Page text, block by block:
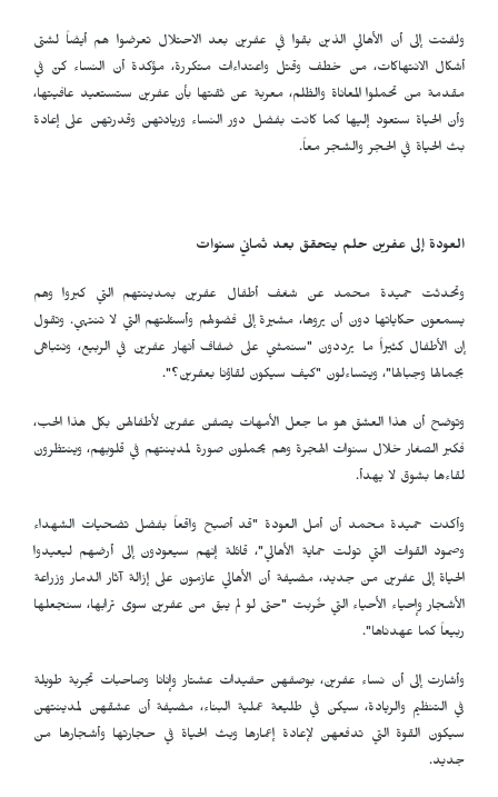
ولفتت إلى أن الأهالي الذين بقوا في عفرين بعد الاحتلال تعرضوا هم أيضاً لشتى
أشكال الانتهاكات، من خطف وقتل واعتداءات متكررة، مؤكدة أن النساء كنّ في
مقدمة من تحملوا المعاناة والظلم، معربة عن ثقتها بأن عفرين ستستعيد عافيتها،
وأن الحياة ستعود إليها كما كانت بفضل دور النساء وريادتهن وقدرتهن على إعادة
بث الحياة في الحجر والشجر معاً.
العودة إلى عفرين حلم يتحقق بعد ثماني سنوات
وتحدثت حميدة محمد عن شغف أطفال عفرين بمدينتهم التي كبروا وهم
يسمعون حكاياتها دون أن يروها، مشيرة إلى فضولهم وأسئلتهم التي لا تنتهي. وتقول
إن الأطفال كثيراً ما يرددون "سنمشي على ضفاف أنهار عفرين في الربيع، ونتباهى
بجمالها وجبالها"، ويتساءلون "كيف سيكون لقاؤنا بعفرين؟".
وتوضح أن هذا العشق هو ما جعل الأمهات يصفن عفرين لأطفالهن بكل هذا الحب،
فكبر الصغار خلال سنوات الهجرة وهم يحملون صورة لمدينتهم في قلوبهم، وينتظرون
لقاءها بشوق لا يهدأ.
وأكدت حميدة محمد أن أمل العودة "قد أصبح واقعاً بفضل تضحيات الشهداء
وصمود القوات التي تولت حماية الأهالي"، قائلة إنهم سيعودون إلى أرضهم ليعيدوا
الحياة إلى عفرين من جديد، مضيفة أن الأهالي عازمون على إزالة آثار الدمار وزراعة
الأشجار وإحياء الأحياء التي خُربت "حتى لو لم يبق من عفرين سوى ترابها، سنجعلها
ربيعاً كما عهدناها".
وأشارت إلى أن نساء عفرين، بوصفهن حفيدات عشتار وإنانا وصاحبات تجربة طويلة
في التنظيم والريادة، سيكن في طليعة عملية البناء، مضيفة أن عشقهن لمدينتهن
سيكون القوة التي تدفعهن لإعادة إعمارها وبث الحياة في حجارتها وأشجارها من
جديد.